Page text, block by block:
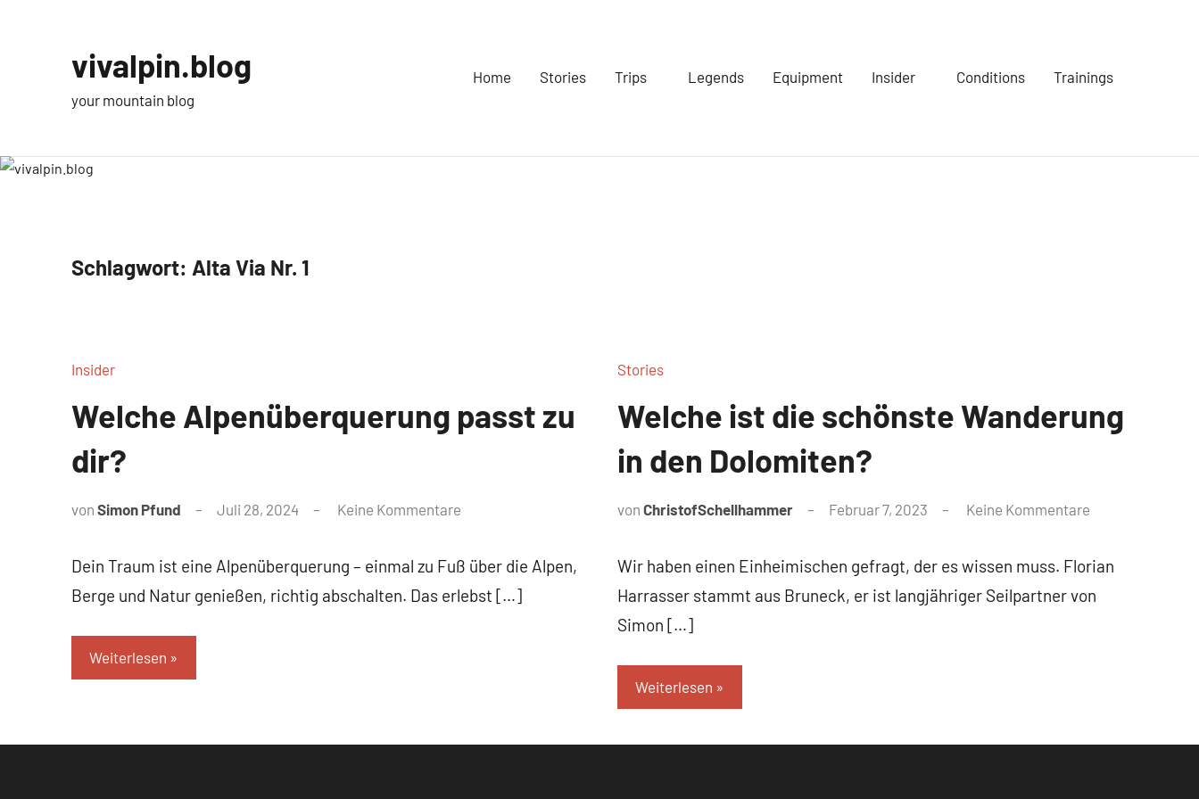
vivalpin.blog
your mountain blog
Home Stories Trips Legends Equipment Insider Conditions Trainings
Schlagwort: Alta Via Nr. 1
Insider
Welche Alpenüberquerung passt zu
dir?
von Simon Pfund Juli 28, 2024 Keine Kommentare
Dein Traum ist eine Alpenüberquerung – einmal zu Fuß über die Alpen,
Berge und Natur genießen, richtig abschalten. Das erlebst […]
Weiterlesen
Stories
Welche ist die schönste Wanderung
in den Dolomiten?
von ChristofSchellhammer Februar 7, 2023 Keine Kommentare
Wir haben einen Einheimischen gefragt, der es wissen muss. Florian
Harrasser stammt aus Bruneck, er ist langjähriger Seilpartner von
Simon […]
Weiterlesen